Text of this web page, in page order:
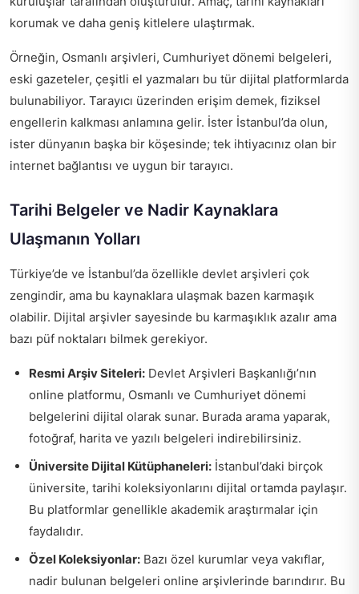
korumak ve daha geniş kitlelere ulaştırmak.
Örneğin, Osmanlı arşivleri, Cumhuriyet dönemi belgeleri,
eski gazeteler, çeşitli el yazmaları bu tür dijital platformlarda
bulunabiliyor. Tarayıcı üzerinden erişim demek, fiziksel
engellerin kalkması anlamına gelir. İster İstanbul’da olun,
ister dünyanın başka bir köşesinde; tek ihtiyacınız olan bir
internet bağlantısı ve uygun bir tarayıcı.
Tarihi Belgeler ve Nadir Kaynaklara
Ulaşmanın Yolları
Türkiye’de ve İstanbul’da özellikle devlet arşivleri çok
zengindir, ama bu kaynaklara ulaşmak bazen karmaşık
olabilir. Dijital arşivler sayesinde bu karmaşıklık azalır ama
bazı püf noktaları bilmek gerekiyor.
Resmi Arşiv Siteleri: Devlet Arşivleri Başkanlığı’nın
online platformu, Osmanlı ve Cumhuriyet dönemi
belgelerini dijital olarak sunar. Burada arama yaparak,
fotoğraf, harita ve yazılı belgeleri indirebilirsiniz.
Üniversite Dijital Kütüphaneleri: İstanbul’daki birçok
üniversite, tarihi koleksiyonlarını dijital ortamda paylaşır.
Bu platformlar genellikle akademik araştırmalar için
faydalıdır.
Özel Koleksiyonlar: Bazı özel kurumlar veya vakıflar,
nadir bulunan belgeleri online arşivlerinde barındırır. Bu